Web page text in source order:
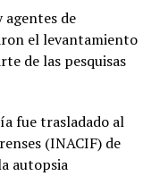
de
el levantamiento
de las pesquisas
fue trasladado al
(INACIF) de
autopsia